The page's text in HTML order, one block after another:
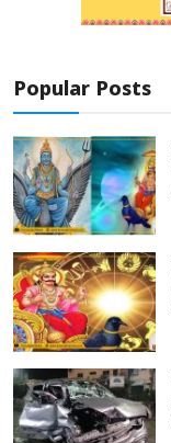
Popular Posts